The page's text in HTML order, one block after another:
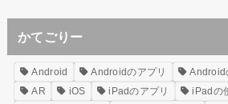
かてごりー
Android Androidのアプリ Android
AR
iOS iPadのアプリ
iPadの